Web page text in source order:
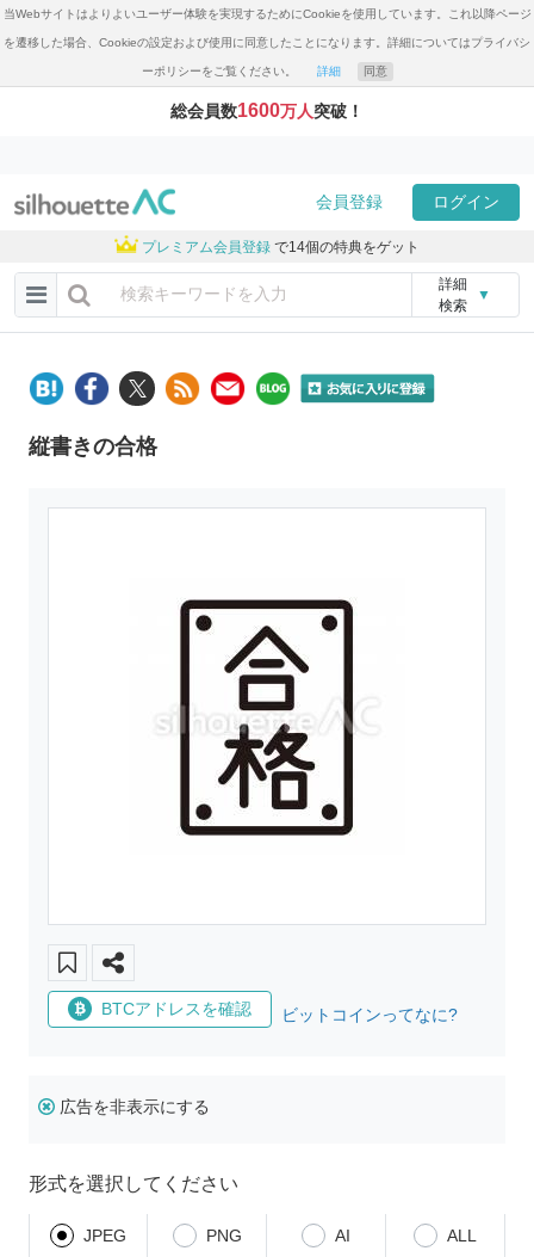
当Webサイトはよりよいユーザー体験を実現するためにCookieを使用しています。これ以降ページ
を遷移した場合、Cookieの設定および使用に同意したことになります。詳細についてはプライバシ
ーポリシーをご覧ください。 詳細 同意
総会員数1600万人突破！
会員登録 ログイン
プレミアム会員登録 で14個の特典をゲット
詳細
検索
▼
縦書きの合格
BTCアドレスを確認 ビットコインってなに?
広告を非表示にする
形式を選択してください
JPEG PNG AI ALL